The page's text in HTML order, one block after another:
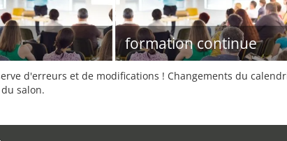
formation continue
d'erreurs et de modifications ! Changements du
salon.